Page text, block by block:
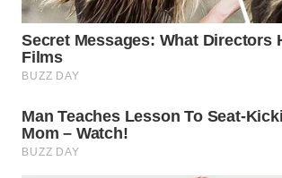
WN
SOLO
BOROBUDUR